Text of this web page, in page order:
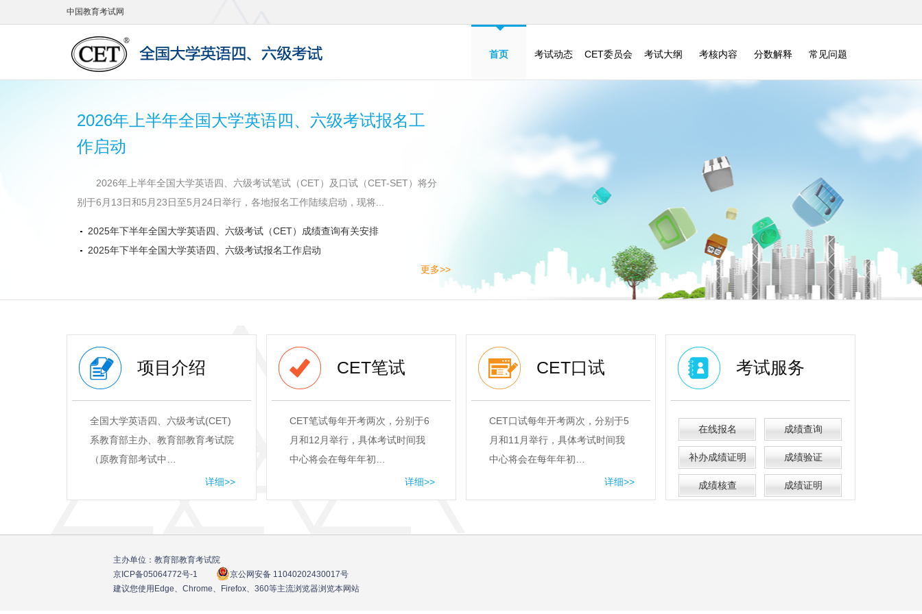
中国教育考试网
首页 考试动态 CET委员会 考试大纲 考核内容 分数解释 常见问题
2026年上半年全国大学英语四、六级考试报名工
作启动
2026年上半年全国大学英语四、六级考试笔试（CET）及口试（CET-SET）将分
别于6月13日和5月23日至5月24日举行，各地报名工作陆续启动，现将...
2025年下半年全国大学英语四、六级考试（CET） 成绩查询有关安排
2025年下半年全国大学英语四、六级考试报名工作启动
更多>>
项目介绍
全国大学英语四、六级考试(CET)
系教育部主办、教育部教育考试院
（原教育部考试中…
详细>>
CET笔试
CET笔试每年开考两次，分别于6
月和12月举行，具体考试时间我
中心将会在每年年初…
详细>>
CET口试
CET口试每年开考两次，分别于5
月和11月举行，具体考试时间我
中心将会在每年年初…
详细>>
考试服务
在线报名 成绩查询
补办成绩证明 成绩验证
成绩核查 成绩证明
主办单位：教育部教育考试院
京ICP备05064772号-1
京公网安备 11040202430017号
建议您使用Edge、Chrome、Firefox、360等主流浏览器浏览本网站